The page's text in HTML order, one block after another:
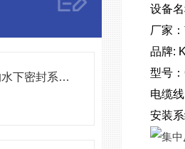
凯普德潜水推流器的水下密封系统维护全流程指南说明
设备
厂家
品牌:
型号
电缆
安装